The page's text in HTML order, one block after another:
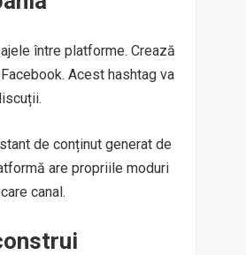
între platforme. Crează
Acest hashtag va
de conținut generat de
are propriile moduri
canal.